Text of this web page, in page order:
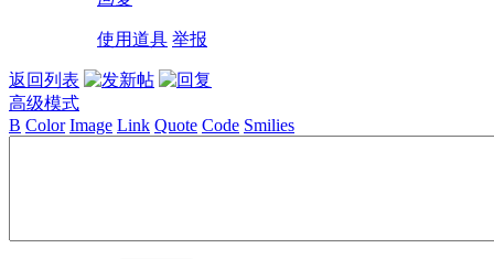
使用道具 举报
返回列表
高级模式
B Color Image Link Quote Code Smilies